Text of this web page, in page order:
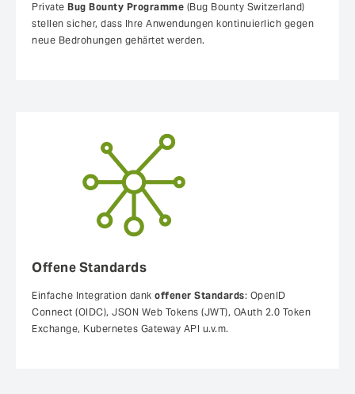
Private Bug Bounty Programme (Bug Bounty Switzerland)
stellen sicher, dass Ihre Anwendungen kontinuierlich gegen
neue Bedrohungen gehärtet werden.
Offene Standards
Einfache Integration dank offener Standards: OpenID
Connect (OIDC), JSON Web Tokens (JWT), OAuth 2.0 Token
Exchange, Kubernetes Gateway API u.v.m.